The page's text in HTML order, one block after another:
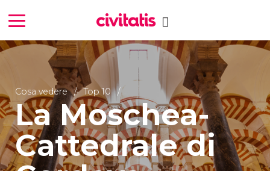
Cosa vedere Top 10
La Moschea-
Cattedrale di